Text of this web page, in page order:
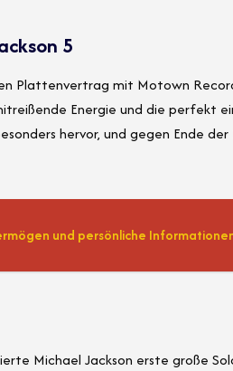
5
Plattenvertrag mit Motown
Energie und die perfekt
hervor, und gegen Ende
und persönliche
Michael Jackson erste große